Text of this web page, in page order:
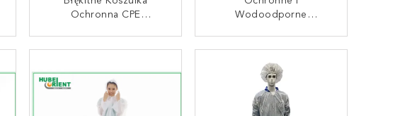
Ochronna CPE
Środowiska Medycznego
SKONTAKTUJ SIĘ TERAZ
Wodoodporne
Zanieczyszczeniem
SKONTAKTUJ SIĘ TERAZ